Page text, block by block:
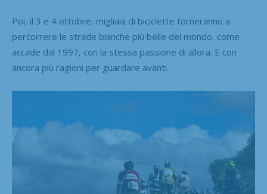
Poi, il 3 e 4 ottobre, migliaia di biciclette torneranno a
percorrere le strade bianche più belle del mondo, come
accade dal 1997, con la stessa passione di allora. E con
ancora più ragioni per guardare avanti.